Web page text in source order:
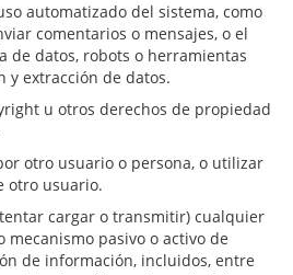
automatizado del sistema, como
comentarios o mensajes, o el
de datos, robots o herramientas
y extracción de datos.
u otros derechos de propiedad
otro usuario o persona, o utilizar
otro usuario.
cargar o transmitir) cualquier
mecanismo pasivo o activo de
de información, incluidos, entre